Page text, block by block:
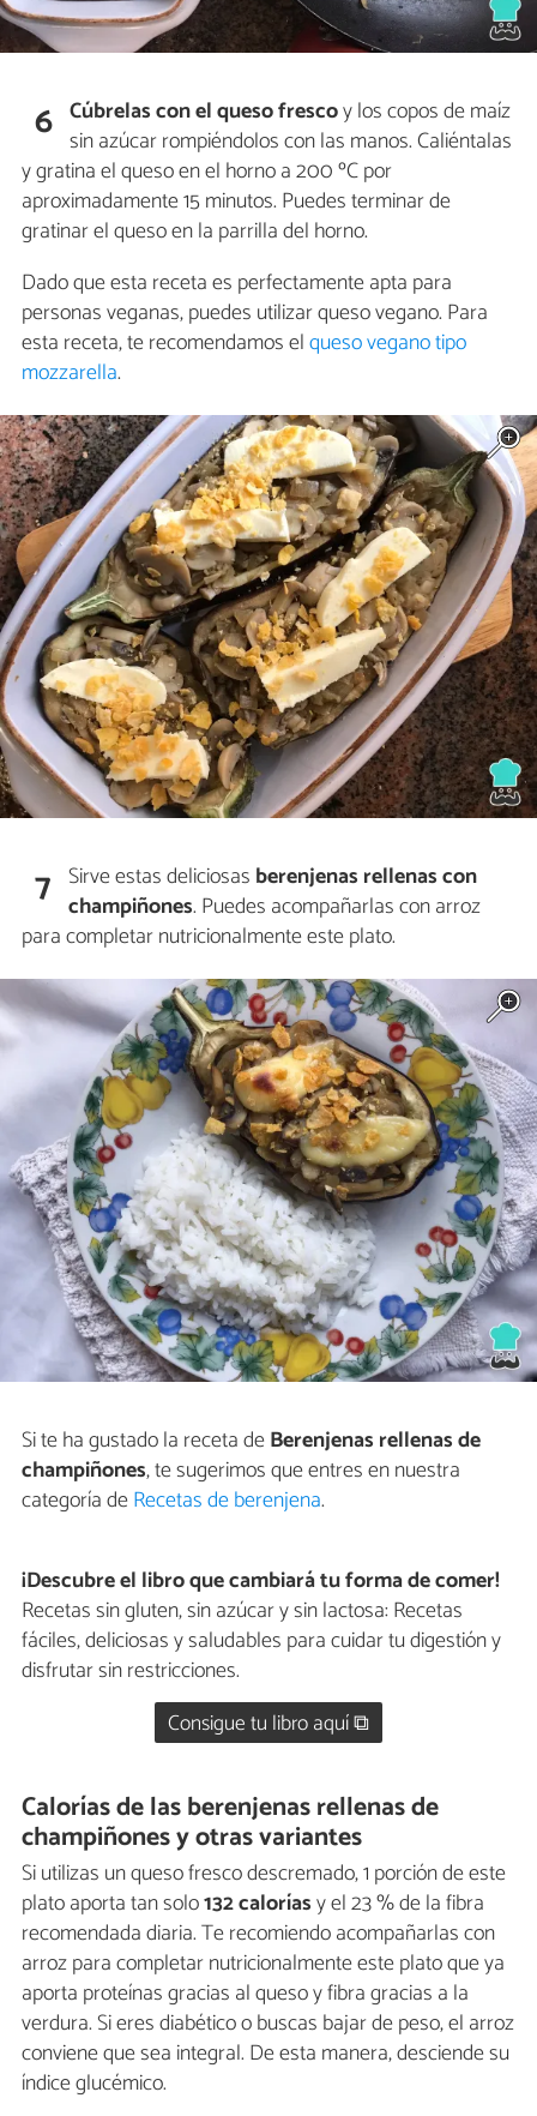
6 Cúbrelas con el queso frescoy los copos de maíz
sin azúcar rompiéndolos con las manos. Caliéntalas
y gratina el queso en el horno a 200 ºC por
aproximadamente 15 minutos. Puedes terminar de
gratinar el queso en la parrilla del horno.
Dado que esta receta es perfectamente apta para
personas veganas, puedes utilizar queso vegano. Para
esta receta, te recomendamos elqueso vegano tipo
mozzarella.
7 Sirve estas deliciosas berenjenas rellenas con
champiñones. Puedes acompañarlas con arroz
para completar nutricionalmente este plato.
Si te ha gustado la receta deBerenjenas rellenas de
champiñones, te sugerimos que entres en nuestra
categoría deRecetas de berenjena.
¡Descubre el libro que cambiará tu forma de comer!
Recetas sin gluten, sin azúcar y sin lactosa: Recetas
fáciles, deliciosas y saludables para cuidar tu digestión y
disfrutar sin restricciones.
Consigue tu libro aquí ⧉
Calorías de las berenjenas rellenas de
champiñones y otras variantes
Si utilizas un queso fresco descremado, 1 porción de este
plato aporta tan solo132 caloríasy el 23 % de la fibra
recomendada diaria. Te recomiendo acompañarlas con
arroz para completar nutricionalmente este plato que ya
aporta proteínas gracias al queso y fibra gracias a la
verdura. Si eres diabético o buscas bajar de peso, el arroz
conviene que sea integral. De esta manera, desciende su
índice glucémico.